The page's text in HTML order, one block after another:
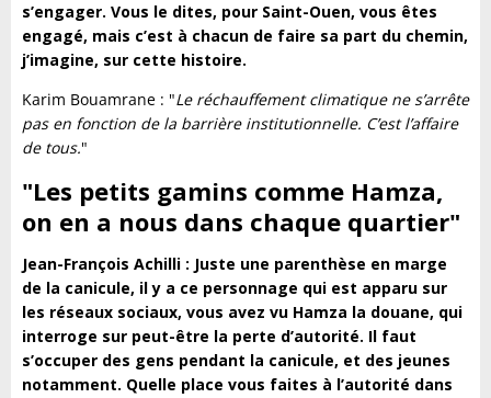
s’engager. Vous le dites, pour Saint-Ouen, vous êtes
engagé, mais c’est à chacun de faire sa part du chemin,
j’imagine, sur cette histoire.
Karim Bouamrane : "Le réchauffement climatique ne s’arrête
pas en fonction de la barrière institutionnelle. C’est l’affaire
de tous."
"Les petits gamins comme Hamza,
on en a nous dans chaque quartier"
Jean-François Achilli : Juste une parenthèse en marge
de la canicule, il y a ce personnage qui est apparu sur
les réseaux sociaux, vous avez vu Hamza la douane, qui
interroge sur peut-être la perte d’autorité. Il faut
s’occuper des gens pendant la canicule, et des jeunes
notamment. Quelle place vous faites à l’autorité dans